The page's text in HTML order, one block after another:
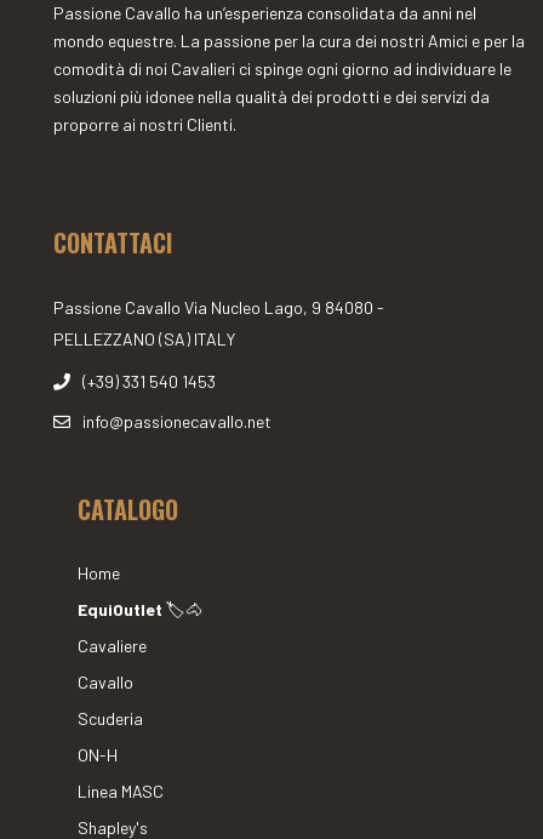
Passione Cavallo ha un’esperienza consolidata da anni nel
mondo equestre. La passione per la cura dei nostri Amici e per la
comodità di noi Cavalieri ci spinge ogni giorno ad individuare le
soluzioni più idonee nella qualità dei prodotti e dei servizi da
proporre ai nostri Clienti.
CONTATTACI
Passione Cavallo Via Nucleo Lago, 9 84080 -
PELLEZZANO (SA) ITALY
(+39) 331 540 1453
info@passionecavallo.net
CATALOGO
Home
EquiOutlet 🏷🐴
Cavaliere
Cavallo
Scuderia
ON-H
Linea MASC
Shapley's